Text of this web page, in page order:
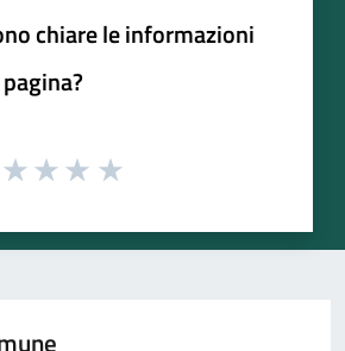
chiare le informazioni